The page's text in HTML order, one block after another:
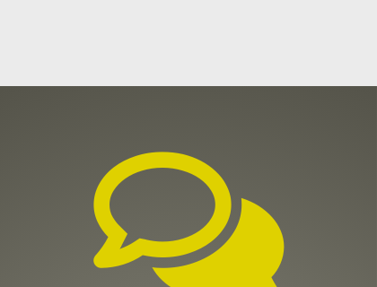
8.–13. Jahrgangsstufe